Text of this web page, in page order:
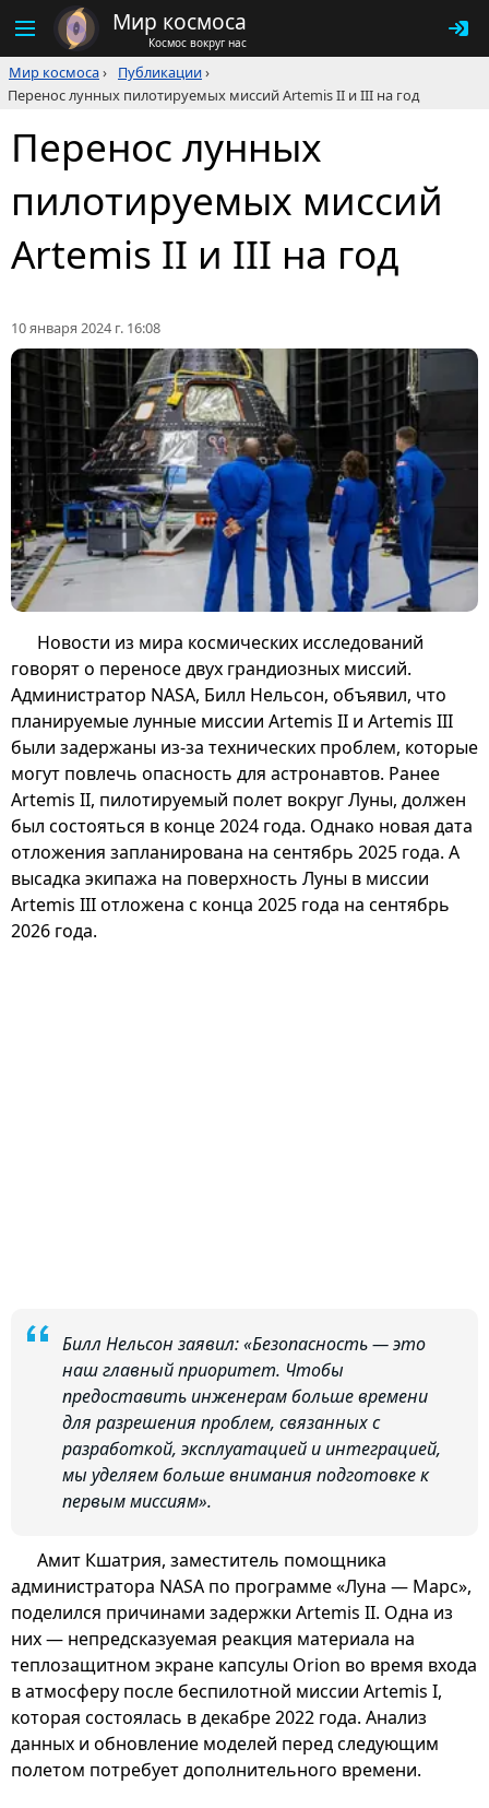
Мир космоса
Космос вокруг нас
Мир космоса› Публикации›
Перенос лунных пилотируемых миссий Artemis II и III на год
Перенос лунных
пилотируемых миссий
Artemis II и III на год
10 января 2024 г. 16:08
Новости из мира космических исследований
говорят о переносе двух грандиозных миссий.
Администратор NASA, Билл Нельсон, объявил, что
планируемые лунные миссии Artemis II и Artemis III
были задержаны из-за технических проблем, которые
могут повлечь опасность для астронавтов. Ранее
Artemis II, пилотируемый полет вокруг Луны, должен
был состояться в конце 2024 года. Однако новая дата
отложения запланирована на сентябрь 2025 года. А
высадка экипажа на поверхность Луны в миссии
Artemis III отложена с конца 2025 года на сентябрь
2026 года.
Билл Нельсон заявил: «Безопасность — это
наш главный приоритет. Чтобы
предоставить инженерам больше времени
для разрешения проблем, связанных с
разработкой, эксплуатацией и интеграцией,
мы уделяем больше внимания подготовке к
первым миссиям».
Амит Кшатрия, заместитель помощника
администратора NASA по программе «Луна — Марс»,
поделился причинами задержки Artemis II. Одна из
них — непредсказуемая реакция материала на
теплозащитном экране капсулы Orion во время входа
в атмосферу после беспилотной миссии Artemis I,
которая состоялась в декабре 2022 года. Анализ
данных и обновление моделей перед следующим
полетом потребует дополнительного времени.